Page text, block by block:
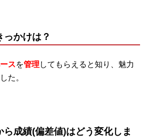
っかけは？
スを管理 してもらえると知り、魅力
た。
成績(偏差値)はどう変化しま